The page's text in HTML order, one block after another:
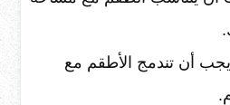
أن تندمج الأطقم مع